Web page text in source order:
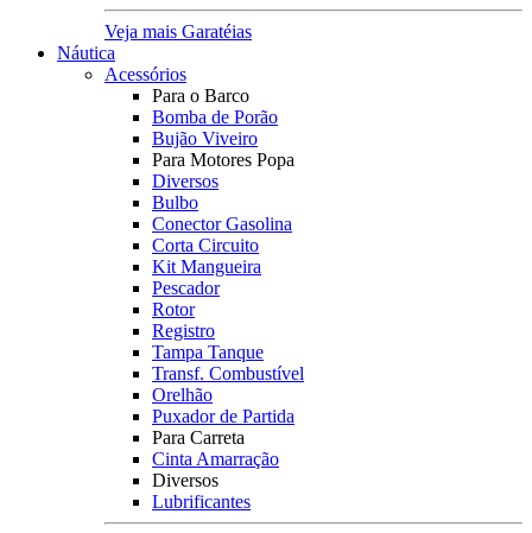
Veja mais Garatéias
Náutica
Acessórios
Para o Barco
Bomba de Porão
Bujão Viveiro
Para Motores Popa
Diversos
Bulbo
Conector Gasolina
Corta Circuito
Kit Mangueira
Pescador
Rotor
Registro
Tampa Tanque
Transf. Combustível
Orelhão
Puxador de Partida
Para Carreta
Cinta Amarração
Diversos
Lubrificantes